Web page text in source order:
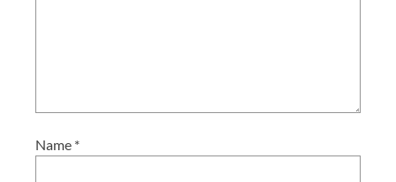
Name *